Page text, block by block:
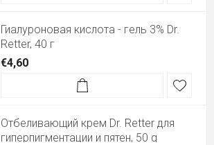
Гиалуроновая кислота - гель 3% Dr.
Retter, 40 г
€4,60
Отбеливающий крем Dr. Retter для
гиперпигментации и пятен, 50 g